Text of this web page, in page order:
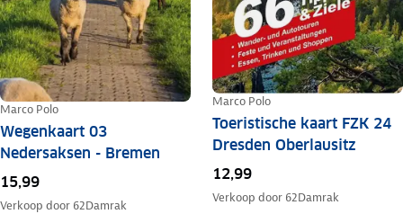
Marco Polo
Wegenkaart 03
Nedersaksen - Bremen
15,99
Verkoop door 62Damrak
Marco Polo
Toeristische kaart FZK 24
Dresden Oberlausitz
12,99
Verkoop door 62Damrak